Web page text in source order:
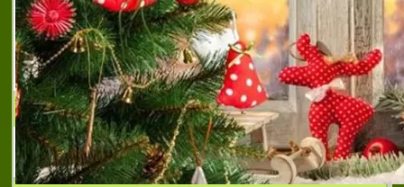
сухопътен превоз на различни товари
сухопътен
превоз на различни товари,превоз на товари
тунела гергов,спедиция,международни превози,
вътрешен и международен транспорт,групажни
пратки ,вътрешни превози
ДИ КЕЙ МУЛТИМОДАЛНА ТРАНСПОРТНА
КОМПАНИЯ
Международна спедиция и транспорт